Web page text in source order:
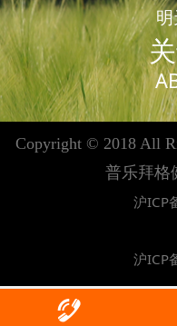
Copyright © 2018 All
普乐拜格
沪ICP
沪ICP